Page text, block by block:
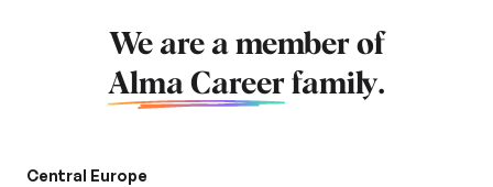
We are a member of
Alma Career family.
Central Europe